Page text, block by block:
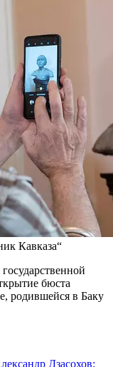
Кавказа“
бюста
родившейся в Баку
Дзасохов: